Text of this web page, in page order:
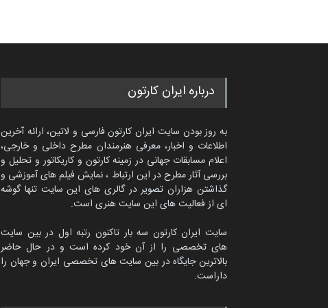
درباره ایران کارتون
به روز بودن سایت ایران کارتون فارسی و لاتین، ارائه آخرین
اطلاعات و اخبار، معرفی هنرمندان مطرح داخلی و خارجی،
اعلام مسابقات جهانی در زمینه کارتون و کاریکاتور و تحلیل و
بررسی آثار مطرح در این ارتباط ، نمایش فیلم های آموزشی و
گذاشتن هزاران تصویر در گالری های این سایت تنها گوشه
ای از فعالیت های این سایت هنری است.
سایت ایران کارتون سه بار تاکنون رتبه اول در بین سایت
های تخصصی را از آن خود کرده است و در حال حاضر
بالاترین جایگاه در بین سایت های تخصصی ایران و جهان را
داراست.